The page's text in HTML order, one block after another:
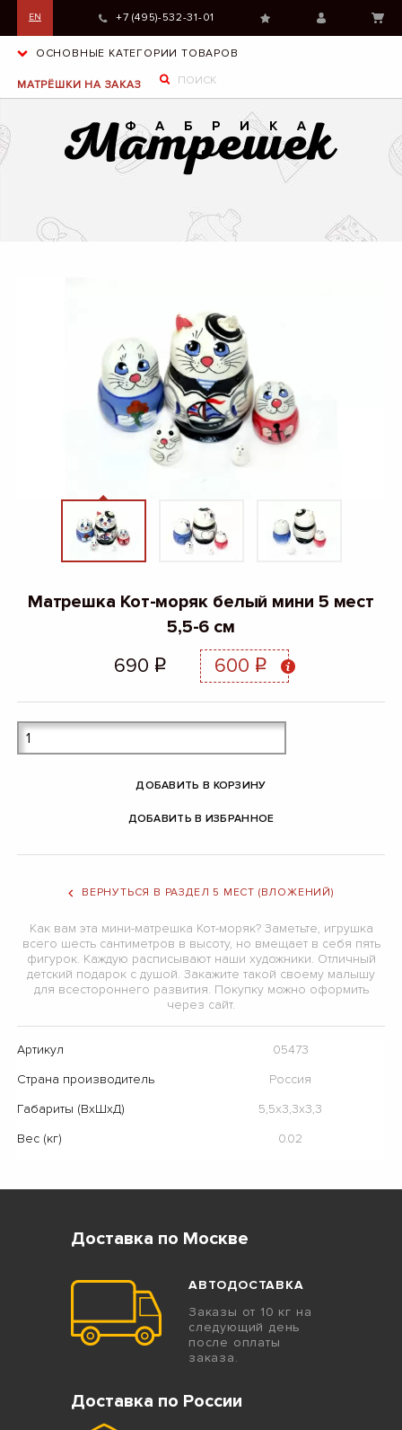
EN +7 (495)-532-31-01
ОСНОВНЫЕ КАТЕГОРИИ ТОВАРОВ
МАТРЁШКИ НА ЗАКАЗ
Матрешка Кот-моряк белый мини 5 мест
5,5-6 см
690 q 600 q
ДОБАВИТЬ В КОРЗИНУ
ДОБАВИТЬ В ИЗБРАННОЕ
ВЕРНУТЬСЯ В РАЗДЕЛ 5 МЕСТ (ВЛОЖЕНИЙ)
Как вам эта мини-матрешка Кот-моряк? Заметьте, игрушка
всего шесть сантиметров в высоту, но вмещает в себя пять
фигурок. Каждую расписывают наши художники. Отличный
детский подарок с душой. Закажите такой своему малышу
для всестороннего развития. Покупку можно оформить
через сайт.
Артикул
05473
Страна производитель
Россия
Габариты (ВхШхД)
5,5х3,3х3,3
Вес (кг)
0.02
Доставка по Москве
АВТОДОСТАВКА
Заказы от 10 кг на
следующий день
после оплаты
заказа.
Доставка по России